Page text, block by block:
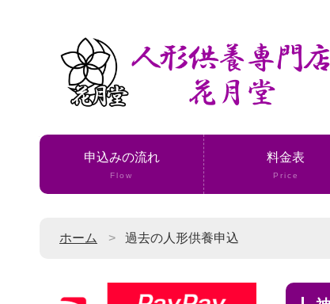
申込みの流れ
Flow
料金表
Price
ホーム 過去の人形供養申込